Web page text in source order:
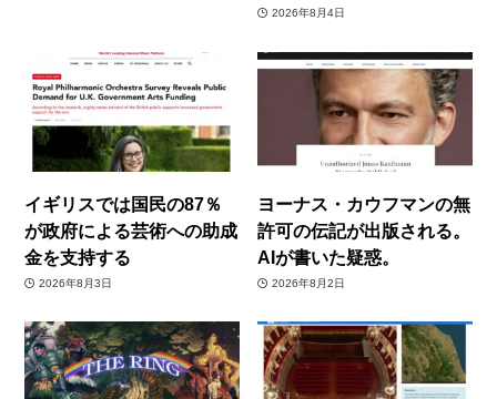
2026年8月4日
イギリスでは国民の87％
が政府による芸術への助成
金を支持する
2026年8月3日
ヨーナス・カウフマンの無
許可の伝記が出版される。
AIが書いた疑惑。
2026年8月2日